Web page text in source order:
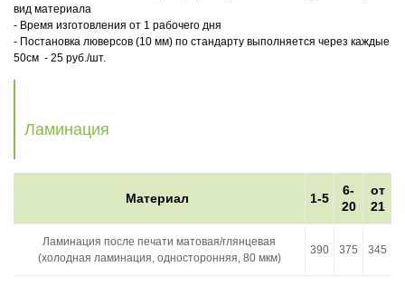
вид материала
- Время изготовления от 1 рабочего дня
- Постановка люверсов (10 мм) по стандарту выполняется через каждые
50см - 25 руб./шт.
Ламинация
Материал 1-5
6-
20
от
21
Ламинация после печати матовая/глянцевая
(холодная ламинация, односторонняя, 80 мкм)
390 375 345